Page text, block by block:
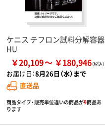
ケニス テフロン試料分解容器
HU
￥20,109 ￥180,946
お届け日：8月26日（水）まで
直送品
商品タイプ・販売単位違いの商品が9商品あ
ります